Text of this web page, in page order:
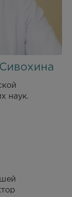
наук.